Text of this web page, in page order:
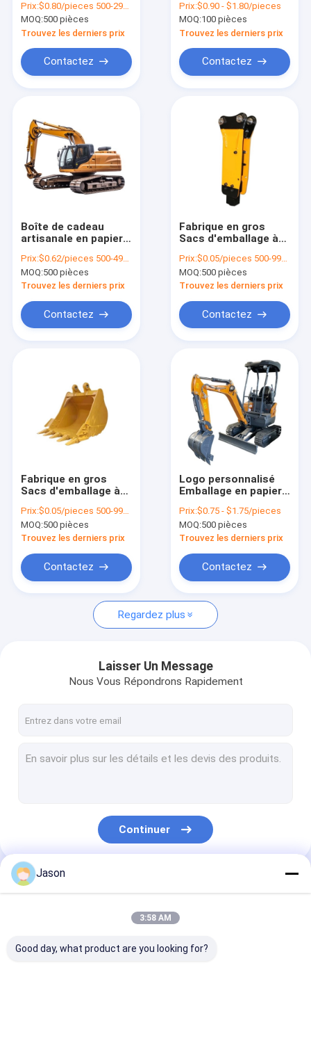
vidéo
Le spectacle VR
Contrôle de la qualité
Nous contacter
Les affaires
Demandez un devis
Parement en acier
Pièces de cadre métallique
boîte de cadeau
luxuriante boîte
cadeau sur mesure
en papier revêtu
Prix:$0.80/pieces 500-2999 pieces
MOQ:500 pièces
Trouvez les derniers prix
Contactez
d'emballage sac à
main boîte
d'emballage
Prix:$0.90 - $1.80/pieces
MOQ:100 pièces
Trouvez les derniers prix
Contactez
Boîte de cadeau
artisanale en papier
d'anniversaire boîte
de cosmétiques
boîte d'emballage
Prix:$0.62/pieces 500-4999 pieces
MOQ:500 pièces
Trouvez les derniers prix
Contactez
Fabrique en gros
Sacs d'emballage à
Pain grillé à
l'extérieur du vendeur
Sac de papier kraft
Prix:$0.05/pieces 500-999 pieces
MOQ:500 pièces
Trouvez les derniers prix
Contactez
Fabrique en gros
Sacs d'emballage à
Pain grillé à
l'extérieur du vendeur
Sac de papier kraft
Prix:$0.05/pieces 500-999 pieces
MOQ:500 pièces
Trouvez les derniers prix
Contactez
Logo personnalisé
Emballage en papier
blanc / noir / rose
Luxe boîte cadeau
magnétique avec
Prix:$0.75 - $1.75/pieces
MOQ:500 pièces
Trouvez les derniers prix
Contactez
Regardez plus
Laisser Un Message
Nous Vous Répondrons Rapidement
Continuer
Nos Catégories
Jason
3:58 AM
Good day, what product are you looking for?